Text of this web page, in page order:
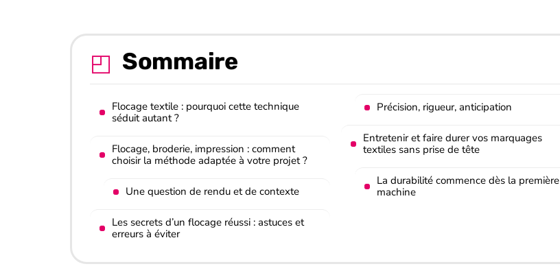
Sommaire
Flocage textile : pourquoi cette technique
séduit autant ?
Flocage, broderie, impression : comment
choisir la méthode adaptée à votre projet ?
Une question de rendu et de contexte
Les secrets d’un flocage réussi : astuces et
erreurs à éviter
Précision, rigueur, anticipation
Entretenir et faire durer vos marquages
textiles sans prise de tête
La durabilité commence dès la première
machine